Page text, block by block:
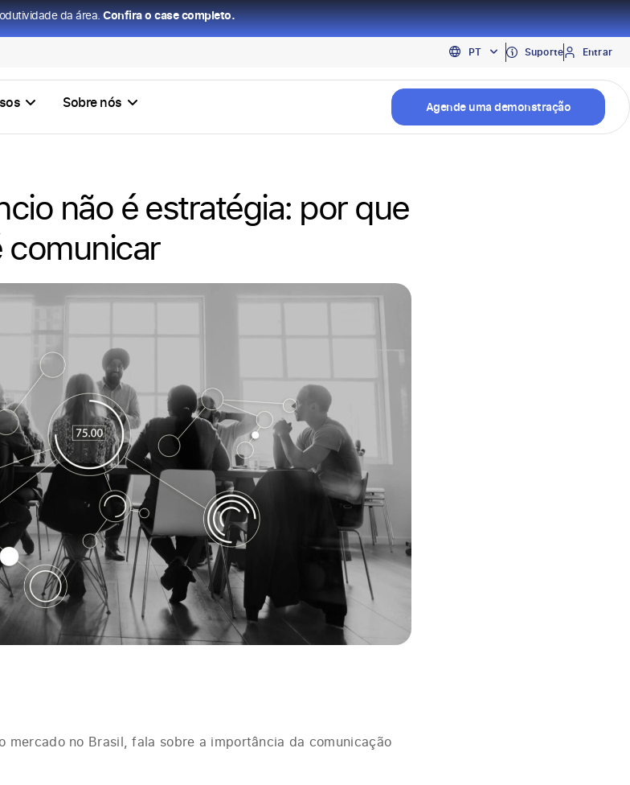
da área.Confira o case completo.
PT
EN
ES
Suporte Entrar
Sobre nós Agende uma demonstração
não é estratégia: por que
comunicar
mercado no Brasil, fala sobre a importância da comunicação